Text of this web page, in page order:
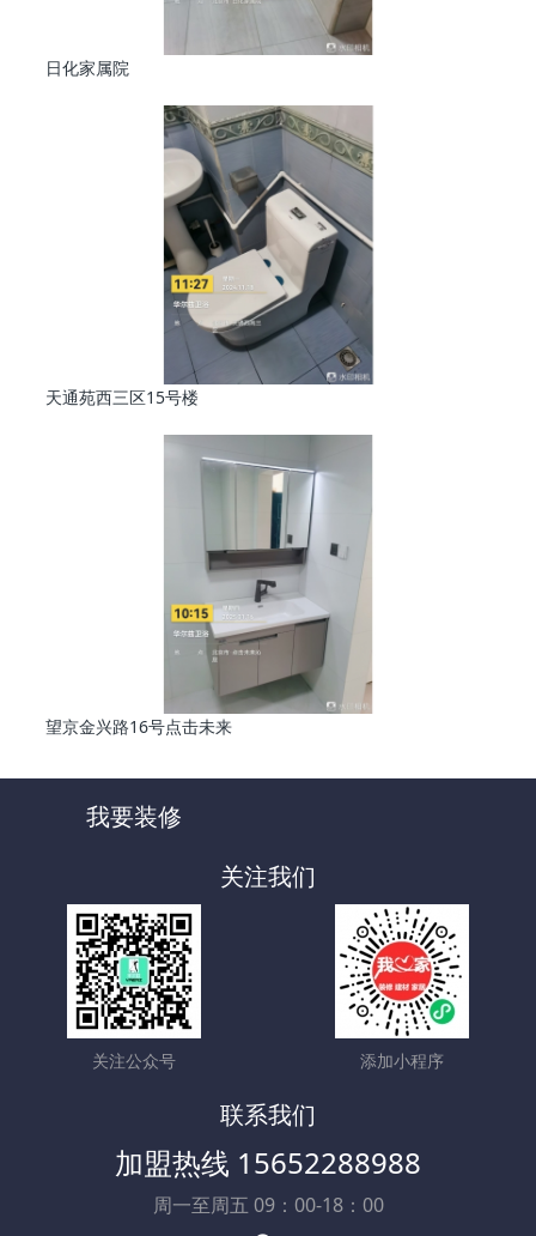
日化家属院
天通苑西三区15号楼
望京金兴路16号点击未来
我要装修
关注我们
关注公众号 添加小程序
联系我们
加盟热线 15652288988
周一至周五 09：00-18：00